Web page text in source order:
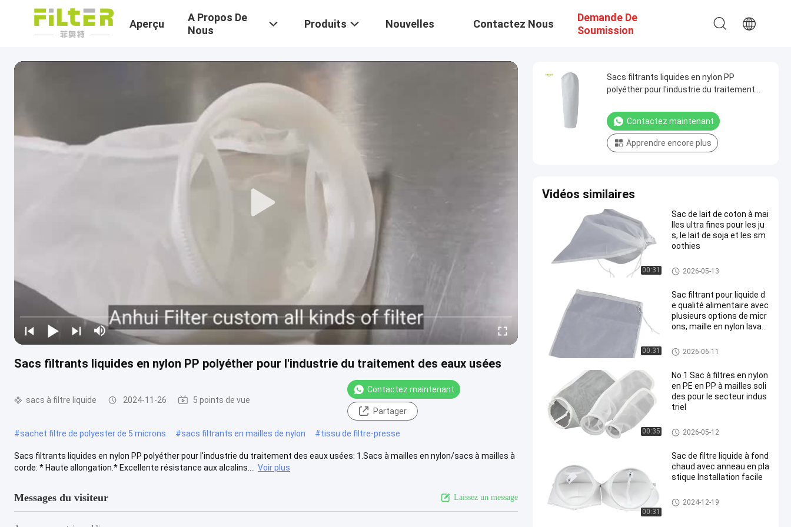
Aperçu
A Propos De
Nous
Produits Nouvelles Contactez Nous
Demande De
Soumission
Sacs filtrants liquides en nylon PP polyéther pour l'industrie du traitement des eaux usées
sacs à filtre liquide 2024-11-26 5 points de vue
Contactez maintenant
Partager
#sachet filtre de polyester de 5 microns #sacs filtrants en mailles de nylon #tissu de filtre-presse
Sacs filtrants liquides en nylon PP polyéther pour l'industrie du traitement des eaux usées: 1.Sacs à mailles en nylon/sacs à mailles à
corde: * Haute allongation.* Excellente résistance aux alcalins....
Voir plus
Messages du visiteur Laissez un message
Sacs filtrants liquides en nylon PP
polyéther pour l'industrie du traitement
Contactez maintenant
Apprendre encore plus
Vidéos similaires
00:31
Sac de lait de coton à mai
lles ultra fines pour les ju
s, le lait de soja et les sm
oothies
sacs à filtre liquide
2026-05-13
00:31
Sac filtrant pour liquide d
e qualité alimentaire avec
plusieurs options de micr
ons, maille en nylon lavabl
par cordon pour la filtratio
n et la séparation des liqu
sacs à filtre liquide
2026-06-11
00:35
No 1 Sac à filtres en nylon
en PE en PP à mailles soli
des pour le secteur indus
triel
sacs à filtre liquide
2026-05-12
00:31
Sac de filtre liquide à fond
chaud avec anneau en pla
stique Installation facile
sacs à filtre liquide
2024-12-19